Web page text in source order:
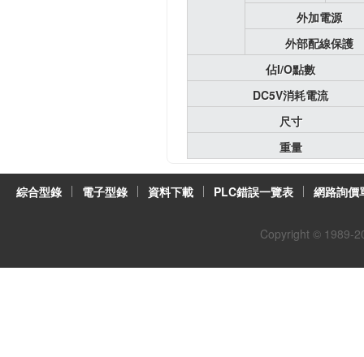
外加電源
外部配線保護
佔I/O點數
DC5V消耗電流
尺寸
重量
綜合型錄 電子型錄 資料下載 PLC錯誤一覽表 網路詢價
Copyright © 1989-